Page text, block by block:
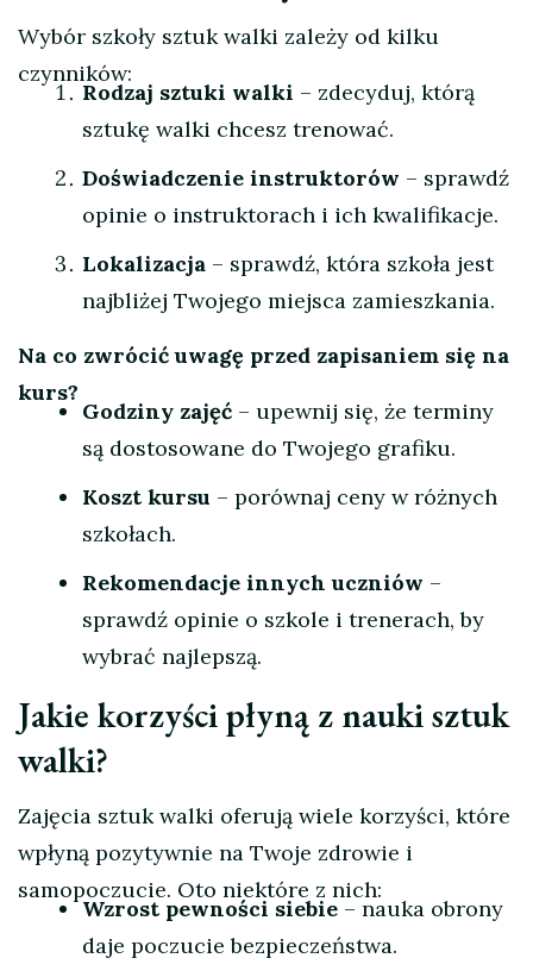
Wybór szkoły sztuk walki zależy od kilku
czynników:
Rodzaj sztuki walki – zdecyduj, którą
sztukę walki chcesz trenować.
Doświadczenie instruktorów – sprawdź
opinie o instruktorach i ich kwalifikacje.
Lokalizacja – sprawdź, która szkoła jest
najbliżej Twojego miejsca zamieszkania.
Na co zwrócić uwagę przed zapisaniem się na
kurs?
Godziny zajęć – upewnij się, że terminy
są dostosowane do Twojego grafiku.
Koszt kursu – porównaj ceny w różnych
szkołach.
Rekomendacje innych uczniów –
sprawdź opinie o szkole i trenerach, by
wybrać najlepszą.
Jakie korzyści płyną z nauki sztuk
walki?
Zajęcia sztuk walki oferują wiele korzyści, które
wpłyną pozytywnie na Twoje zdrowie i
samopoczucie. Oto niektóre z nich:
Wzrost pewności siebie – nauka obrony
daje poczucie bezpieczeństwa.